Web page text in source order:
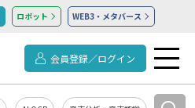
ロボット WEB3・メタバース
会員登録／ログイン